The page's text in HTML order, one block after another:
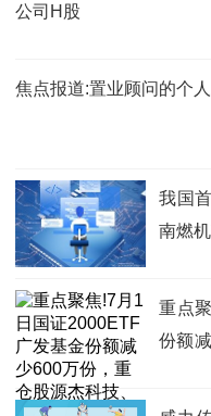
公司H股
焦点报道:置业顾问的个
我国
南燃
重点
份额